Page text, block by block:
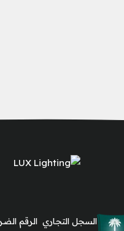
السجل التجاري الرقم